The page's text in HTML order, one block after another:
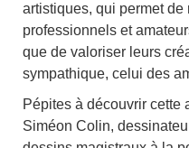
artistiques, qui permet de
professionnels et
que de valoriser leurs
sympathique, celui des
Pépites à découvrir cette
Siméon Colin,